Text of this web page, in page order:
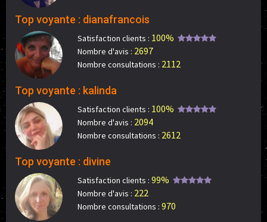
Top voyante : dianafrancois
Satisfaction clients : 100%
Nombre d'avis : 2697
Nombre consultations : 2112
Top voyante : kalinda
Satisfaction clients : 100%
Nombre d'avis : 2094
Nombre consultations : 2612
Top voyante : divine
Satisfaction clients : 99%
Nombre d'avis : 222
Nombre consultations : 970